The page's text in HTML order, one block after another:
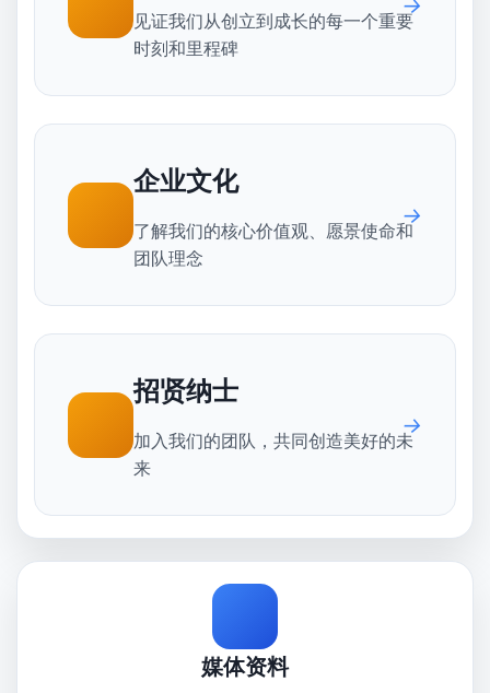
见证我们从创立到成长的每一个重要
时刻和里程碑
企业文化
了解我们的核心价值观、愿景使命和
团队理念
招贤纳士
加入我们的团队，共同创造美好的未
来
媒体资料